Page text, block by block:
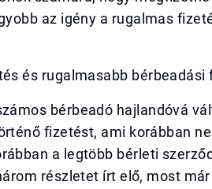
az igény a rugalmas
és rugalmasabb bérbeadási
bérbeadó hajlandóvá
fizetést, ami korábban
a legtöbb bérleti
részletet írt elő, most